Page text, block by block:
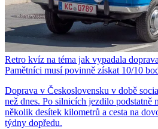
Retro kvíz na téma jak vypadala
Pamětníci musí povinně získat 10/10
Doprava v Československu v době
než dnes. Po silnicích jezdilo podstatně
několik desítek kilometrů a cesta na
týdny dopředu.